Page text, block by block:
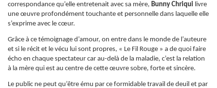
correspondance qu’elle entretenait avec sa mère, Bunny Chriqui livre
une œuvre profondément touchante et personnelle dans laquelle elle
s’exprime avec le cœur.
Grâce à ce témoignage d’amour, on entre dans le monde de l’auteure
et si le récit et le vécu lui sont propres, « Le Fil Rouge » a de quoi faire
écho en chaque spectateur car au-delà de la maladie, c’est la relation
à la mère qui est au centre de cette œuvre sobre, forte et sincère.
Le public ne peut qu’être ému par ce formidable travail de deuil et par